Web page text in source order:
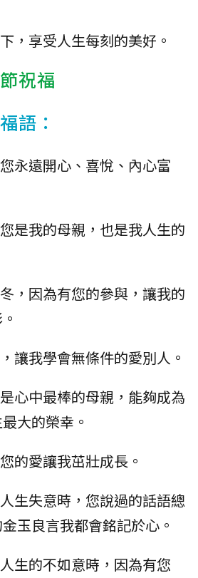
，享受人生每刻的美好。
祝福
語：
永遠開心、喜悅、內心富
是我的母親，也是我人生的
，因為有您的參與，讓我的
讓我學會無條件的愛別人。
心中最棒的母親，能夠成為
大的榮幸。
的愛讓我茁壯成長。
生失意時，您說過的話語總
玉良言我都會銘記於心。
生的不如意時，因為有您